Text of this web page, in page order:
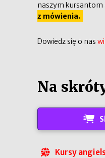
naszym kursantom
z mówienia.
Dowiedz się o nas
Na
Kursy